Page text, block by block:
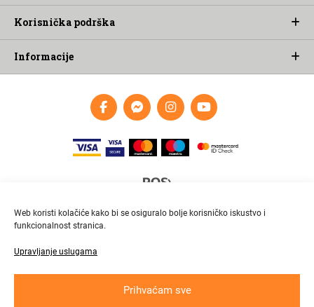
Web koristi kolačiće kako bi se osiguralo bolje korisničko iskustvo i
funkcionalnost stranica.
Upravljanje uslugama
Prihvaćam sve
Korisnička podrška
Informacije
Brza i pouzdana dostava